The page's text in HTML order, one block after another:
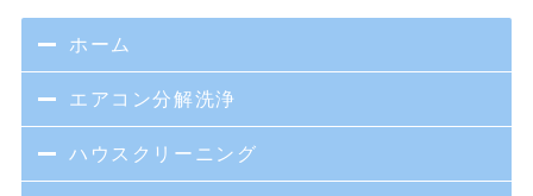
ホーム
エアコン分解洗浄
ハウスクリーニング